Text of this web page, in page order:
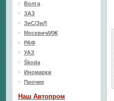
Волга
ЗАЗ
ЗиС/ЗиЛ
Москвич/ИЖ
РАФ
УАЗ
Škoda
Иномарки
Прочие
Наш Aвтопром